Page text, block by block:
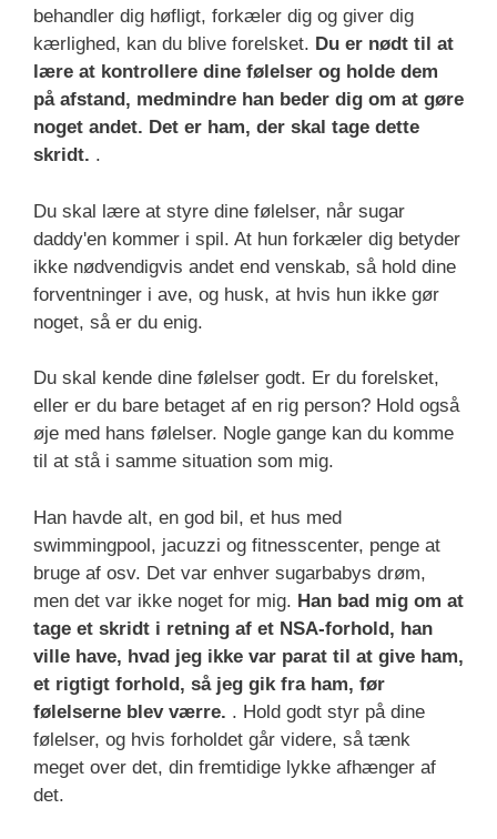
behandler dig høfligt, forkæler dig og giver dig
kærlighed, kan du blive forelsket. Du er nødt til at
lære at kontrollere dine følelser og holde dem
på afstand, medmindre han beder dig om at gøre
noget andet. Det er ham, der skal tage dette
skridt. .
Du skal lære at styre dine følelser, når sugar
daddy'en kommer i spil. At hun forkæler dig betyder
ikke nødvendigvis andet end venskab, så hold dine
forventninger i ave, og husk, at hvis hun ikke gør
noget, så er du enig.
Du skal kende dine følelser godt. Er du forelsket,
eller er du bare betaget af en rig person? Hold også
øje med hans følelser. Nogle gange kan du komme
til at stå i samme situation som mig.
Han havde alt, en god bil, et hus med
swimmingpool, jacuzzi og fitnesscenter, penge at
bruge af osv. Det var enhver sugarbabys drøm,
men det var ikke noget for mig. Han bad mig om at
tage et skridt i retning af et NSA-forhold, han
ville have, hvad jeg ikke var parat til at give ham,
et rigtigt forhold, så jeg gik fra ham, før
følelserne blev værre. . Hold godt styr på dine
følelser, og hvis forholdet går videre, så tænk
meget over det, din fremtidige lykke afhænger af
det.